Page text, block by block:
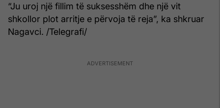
“Ju uroj një fillim të suksesshëm dhe një vit
shkollor plot arritje e përvoja të reja”, ka shkruar
Nagavci. /Telegrafi/